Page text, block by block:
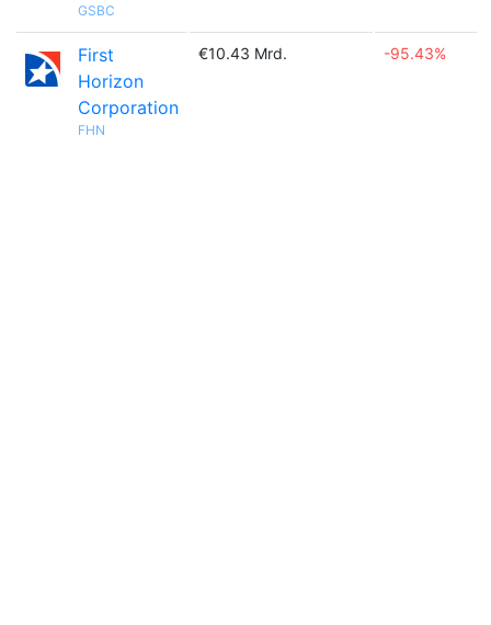
GSBC
First
Horizon
Corporation
FHN
€10.43 Mrd. -95.43%